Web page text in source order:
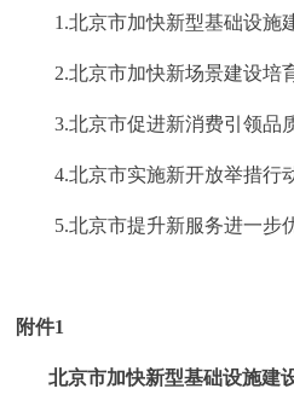
1.北京市加快新型基础设施建
2.北京市加快新场景建设培
3.北京市促进新消费引领品
4.北京市实施新开放举措行
5.北京市提升新服务进一步
附件1
北京市加快新型基础设施建